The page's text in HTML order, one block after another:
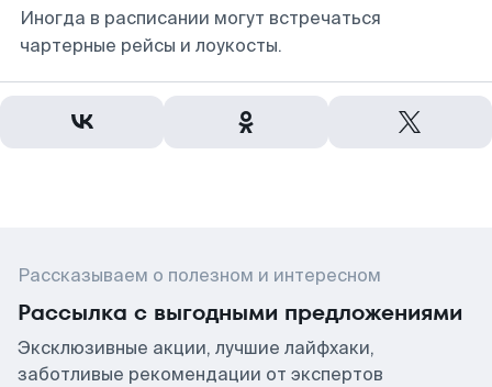
Иногда в расписании могут встречаться
чартерные рейсы и лоукосты.
Рассказываем о полезном и интересном
Рассылка с выгодными предложениями
Эксклюзивные акции, лучшие лайфхаки,
заботливые рекомендации от экспертов